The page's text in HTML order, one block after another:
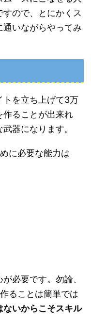
ので、とにかくス
いながらやってみ
トを立ち上げて3万
作ることが出来れ
器になります。
に必要な能力は
必要です。勿論、
ることは簡単では
ないからこそスキル